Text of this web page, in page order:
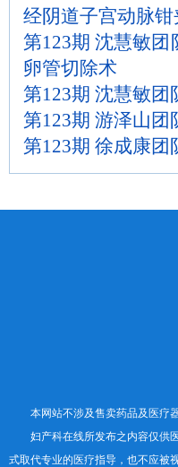
经阴道子宫动脉钳
第123期 沈慧敏
卵管切除术
第123期 沈慧敏
第123期 游泽山团
第123期 徐成康
本网站不涉及售卖药品及医疗
妇产科在线所发布之内容仅供
式取代专业的医疗指导，也不应被